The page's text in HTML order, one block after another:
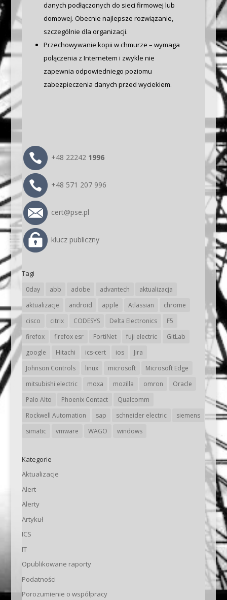
danych podłączonych do sieci firmowej lub
domowej. Obecnie najlepsze rozwiązanie,
szczególnie dla organizacji.
Przechowywanie kopii w chmurze – wymaga
połączenia z Internetem i zwykle nie
zapewnia odpowiedniego poziomu
zabezpieczenia danych przed wyciekiem.
+48 22242 1996
+48 571 207 996
cert@pse.pl
klucz publiczny
Tagi
0day abb adobe advantech
aktualizacja
aktualizacje
android apple Atlassian
chrome
cisco
citrix CODESYS Delta Electronics
F5
firefox
firefox esr FortiNet fuji electric
GitLab
google
Hitachi ics-cert ios
Jira
Johnson Controls
linux microsoft
Microsoft Edge
mitsubishi electric
moxa mozilla omron
Oracle
Palo Alto
Phoenix Contact
Qualcomm
Rockwell Automation
sap schneider electric
siemens
simatic
vmware WAGO windows
Kategorie
Aktualizacje
Alert
Alerty
Artykuł
ICS
IT
Opublikowane raporty
Podatności
Porozumienie o współpracy